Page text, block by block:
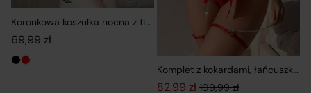
Koronkowa koszulka nocna z tiulowym dołem i stringami
69,99 zł
Komplet z kokardami,
109,99zł
82,99 zł